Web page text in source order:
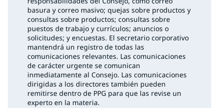
basura y correo masivo; quejas sobre productos y
consultas sobre productos; consultas sobre
puestos de trabajo y currículos; anuncios o
solicitudes; y encuestas. El secretario corporativo
mantendrá un registro de todas las
comunicaciones relevantes. Las comunicaciones
de carácter urgente se comunican
inmediatamente al Consejo. Las comunicaciones
dirigidas a los directores también pueden
remitirse dentro de PPG para que las revise un
experto en la materia.